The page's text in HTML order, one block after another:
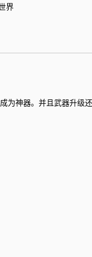
界
为神器。并且武器升级